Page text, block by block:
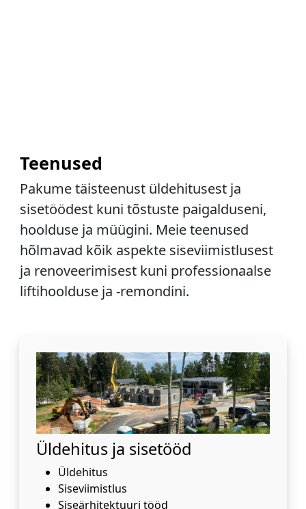
Teenused
Pakume täisteenust üldehitusest ja
sisetöödest kuni tõstuste paigalduseni,
hoolduse ja müügini. Meie teenused
hõlmavad kõik aspekte siseviimistlusest
ja renoveerimisest kuni professionaalse
liftihoolduse ja -remondini.
Üldehitus ja sisetööd
Üldehitus
Siseviimistlus
Siseärhitektuuri tööd